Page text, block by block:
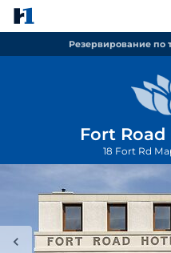
Резервирование по
Fort
18 Fort Rd